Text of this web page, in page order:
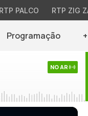
RTP PALCO RTP ZIG
Programação
NO AR